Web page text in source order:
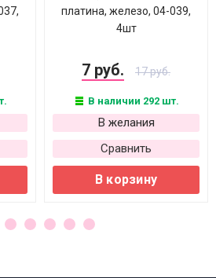
платина, железо, 04-039,
4шт
7 руб. 17 руб.
В наличии 292 шт.
В желания
Сравнить
В корзину